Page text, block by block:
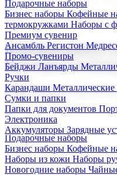
Подарочные наборы
Бизнес наборы Кофейные
термокружками Наборы с
Премиум сувенир
Ансамбль Регистон
Промо-сувениры
Бейджи Ланъярды
Ручки
Карандаши Металлические
Сумки и папки
Папки для документов
Электроника
Аккумуляторы Зарядные
Корпоративные
Поставка со
Мы предлагаем широкий
Подарочные наборы
Бизнес наборы Кофейные
Наборы из кожи Наборы
Новогодние наборы